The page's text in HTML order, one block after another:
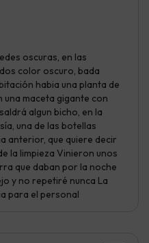
oscuras, en las
color oscuro, bada
habia una planta de
maceta gigante con
algun bicho, en la
una de las botellas
anterior, que quiere decir
la limpieza Vinieron unos
que daban por la noche
y no repetiré nunca La
para el personal